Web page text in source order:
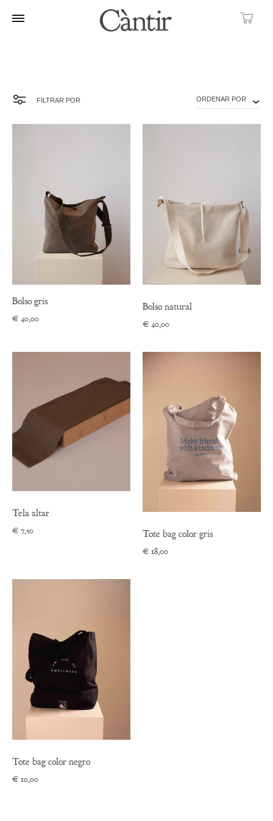
FILTRAR POR ORDENAR POR
Bolso gris
€ 40,00
Bolso natural
€ 40,00
Tela altar
€ 7,50 Tote bag color gris
€ 18,00
Tote bag color negro
€ 10,00